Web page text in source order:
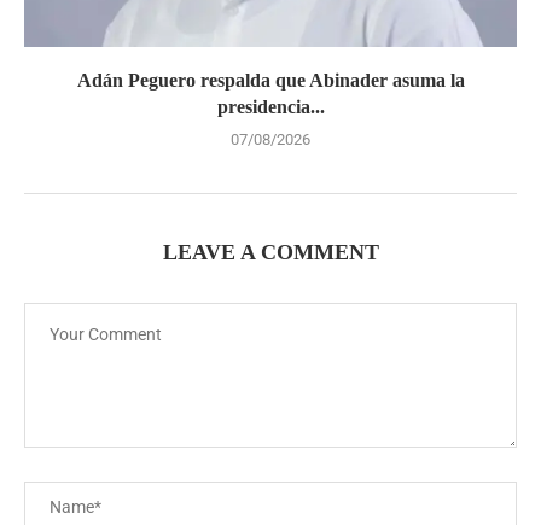
Adán Peguero respalda que Abinader asuma la
presidencia...
07/08/2026
LEAVE A COMMENT